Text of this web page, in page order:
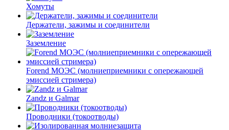
Хомуты
Держатели, зажимы и соединители
Заземление
Forend МОЭС (молниеприемники с опережающей
эмиссией стримера)
Zandz и Galmar
Проводники (токоотводы)